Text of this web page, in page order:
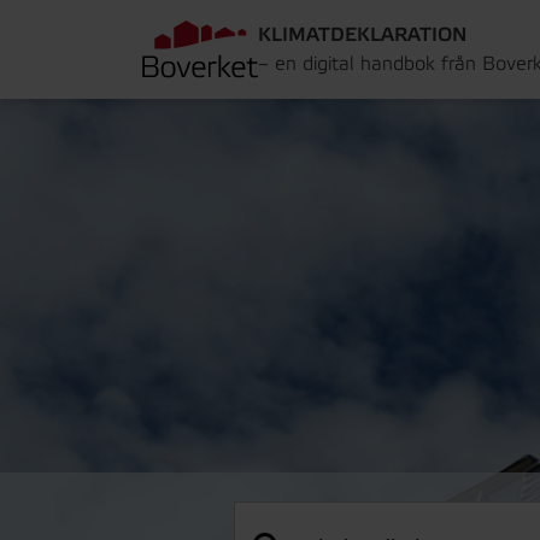
KLIMATDEKLARATION
– en digital handbok från